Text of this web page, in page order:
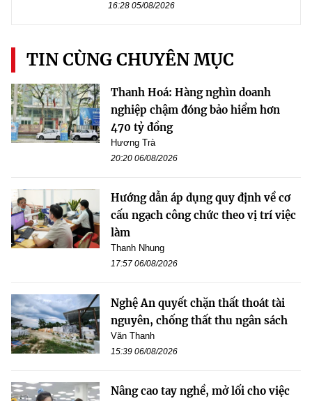
16:28 05/08/2026
TIN CÙNG CHUYÊN MỤC
Thanh Hoá: Hàng nghìn doanh
nghiệp chậm đóng bảo hiểm hơn
470 tỷ đồng
Hương Trà
20:20 06/08/2026
Hướng dẫn áp dụng quy định về cơ
cấu ngạch công chức theo vị trí việc
làm
Thanh Nhung
17:57 06/08/2026
Nghệ An quyết chặn thất thoát tài
nguyên, chống thất thu ngân sách
Văn Thanh
15:39 06/08/2026
Nâng cao tay nghề, mở lối cho việc